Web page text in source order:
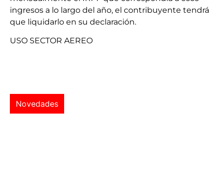
ingresos a lo largo del año, el contribuyente tendrá
que liquidarlo en su declaración.
USO SECTOR AEREO
Novedades